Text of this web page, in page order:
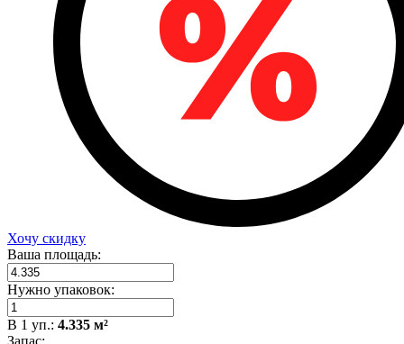
Хочу скидку
Ваша площадь:
Нужно упаковок:
В 1 уп.: 4.335 м²
Запас: